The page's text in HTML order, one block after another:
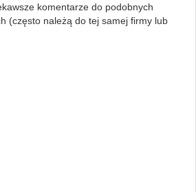
komentarze do podobnych
(często należą do tej samej firmy lub